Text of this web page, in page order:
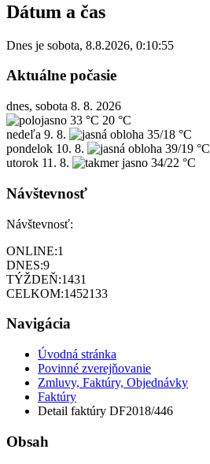
Dátum a čas
Dnes je sobota, 8.8.2026, 0:10:55
Aktuálne počasie
dnes, sobota 8. 8. 2026
33 °C 20 °C
nedeľa 9. 8.
35/18 °C
pondelok 10. 8.
39/19 °C
utorok 11. 8. 34/22 °C
Návštevnosť
Návštevnosť:
ONLINE:1
DNES:9
TÝŽDEŇ:1431
CELKOM:1452133
Navigácia
Úvodná stránka
Povinné zverejňovanie
Zmluvy, Faktúry, Objednávky
Faktúry
Detail faktúry DF2018/446
Obsah